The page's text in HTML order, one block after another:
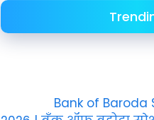
Bank of Baroda